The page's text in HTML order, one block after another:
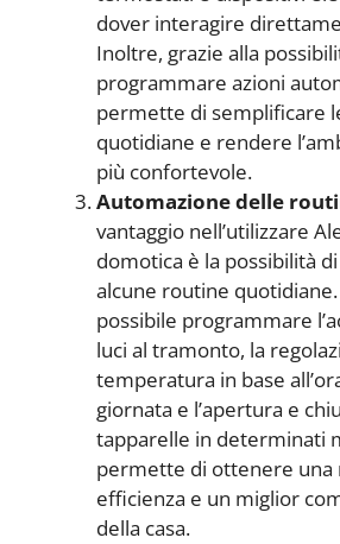
dover interagire
Inoltre, grazie alla
programmare azioni
permette di semplificare
quotidiane e rendere
più confortevole.
Automazione delle
vantaggio nell’utilizzare
domotica è la possibilità
alcune routine
possibile programmare
luci al tramonto, la
temperatura in base
giornata e l’apertura e
tapparelle in determinati
permette di ottenere una
efficienza e un miglior
della casa.